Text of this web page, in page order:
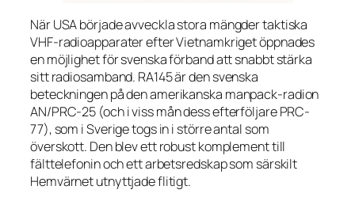
När USA började avveckla stora mängder taktiska
VHF-radioapparater efter Vietnamkriget öppnades
en möjlighet för svenska förband att snabbt stärka
sitt radiosamband. RA145 är den svenska
beteckningen på den amerikanska manpack-radion
AN/PRC-25 (och i viss mån dess efterföljare PRC-
77), som i Sverige togs in i större antal som
överskott. Den blev ett robust komplement till
fälttelefonin och ett arbetsredskap som särskilt
Hemvärnet utnyttjade flitigt.